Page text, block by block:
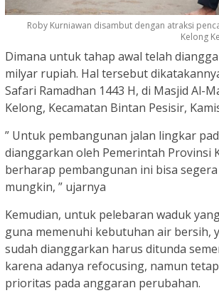
Roby Kurniawan disambut dengan atraksi
Kelong
Dimana untuk tahap awal telah
milyar rupiah. Hal tersebut
Safari Ramadhan 1443 H, di Masjid Al-
Kelong, Kecamatan Bintan Pesisir,
” Untuk pembangunan jalan lingkar
dianggarkan oleh Pemerintah Provinsi
berharap pembangunan ini bisa
mungkin, ” ujarnya
Kemudian, untuk pelebaran waduk
guna memenuhi kebutuhan air bersih,
sudah dianggarkan harus ditunda
karena adanya refocusing, namun
prioritas pada anggaran perubahan.